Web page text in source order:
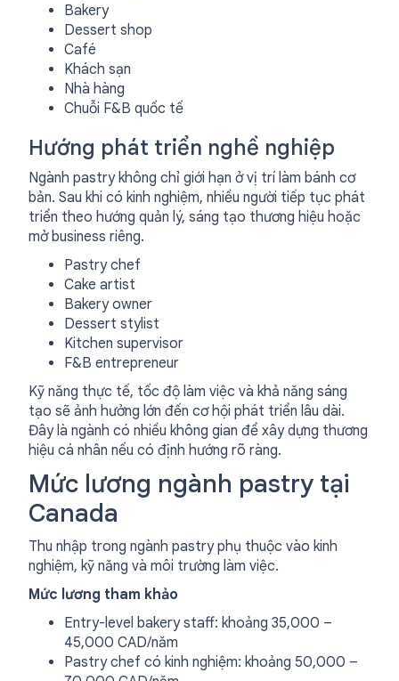
Bakery
Dessert shop
Café
Khách sạn
Nhà hàng
Chuỗi F&B quốc tế
Hướng phát triển nghề nghiệp
Ngành pastry không chỉ giới hạn ở vị trí làm bánh cơ
bản. Sau khi có kinh nghiệm, nhiều người tiếp tục phát
triển theo hướng quản lý, sáng tạo thương hiệu hoặc
mở business riêng.
Pastry chef
Cake artist
Bakery owner
Dessert stylist
Kitchen supervisor
F&B entrepreneur
Kỹ năng thực tế, tốc độ làm việc và khả năng sáng
tạo sẽ ảnh hưởng lớn đến cơ hội phát triển lâu dài.
Đây là ngành có nhiều không gian để xây dựng thương
hiệu cá nhân nếu có định hướng rõ ràng.
Mức lương ngành pastry tại
Canada
Thu nhập trong ngành pastry phụ thuộc vào kinh
nghiệm, kỹ năng và môi trường làm việc.
Mức lương tham khảo
Entry-level bakery staff: khoảng 35,000 –
45,000 CAD/năm
Pastry chef có kinh nghiệm: khoảng 50,000 –